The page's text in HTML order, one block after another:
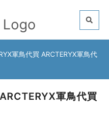
軍鳥代買 ARCTERYX軍鳥代
軍鳥代買